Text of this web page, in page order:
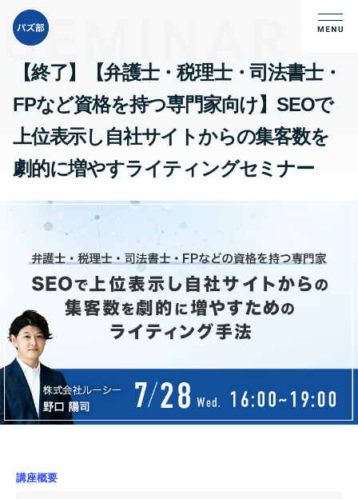
【終了】【弁護士・税理士・司法書士・
FPなど資格を持つ専門家向け】SEOで
上位表示し自社サイトからの集客数を
劇的に増やすライティングセミナー
講座概要